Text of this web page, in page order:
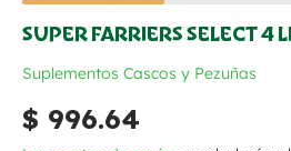
SUPER FARRIERS SELECT 4
Suplementos Cascos y Pezuñas
Precio normal
$ 996.64